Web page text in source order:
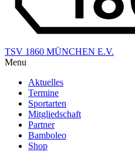
TSV 1860 MÜNCHEN E.V.
Menu
Aktuelles
Termine
Sportarten
Mitgliedschaft
Partner
Bamboleo
Shop